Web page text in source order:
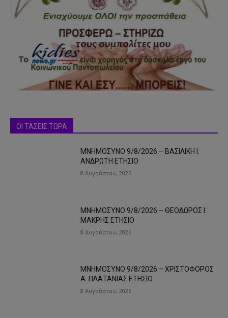
ΟΙ ΤΑΣΕΙΣ ΤΩΡΑ
ΜΝΗΜΟΣΥΝΟ 9/8/2026 – ΒΑΣΙΛΙΚΗ Ι.
ΑΝΔΡΩΤΗ ΕΤΗΣΙΟ
8 Αυγούστου, 2026
ΜΝΗΜΟΣΥΝΟ 9/8/2026 – ΘΕΟΔΩΡΟΣ Ι.
ΜΑΚΡΗΣ ΕΤΗΣΙΟ
8 Αυγούστου, 2026
ΜΝΗΜΟΣΥΝΟ 9/8/2026 – ΧΡΙΣΤΟΦΟΡΟΣ
Α. ΠΛΑΤΑΝΙΑΣ ΕΤΗΣΙΟ
8 Αυγούστου, 2026